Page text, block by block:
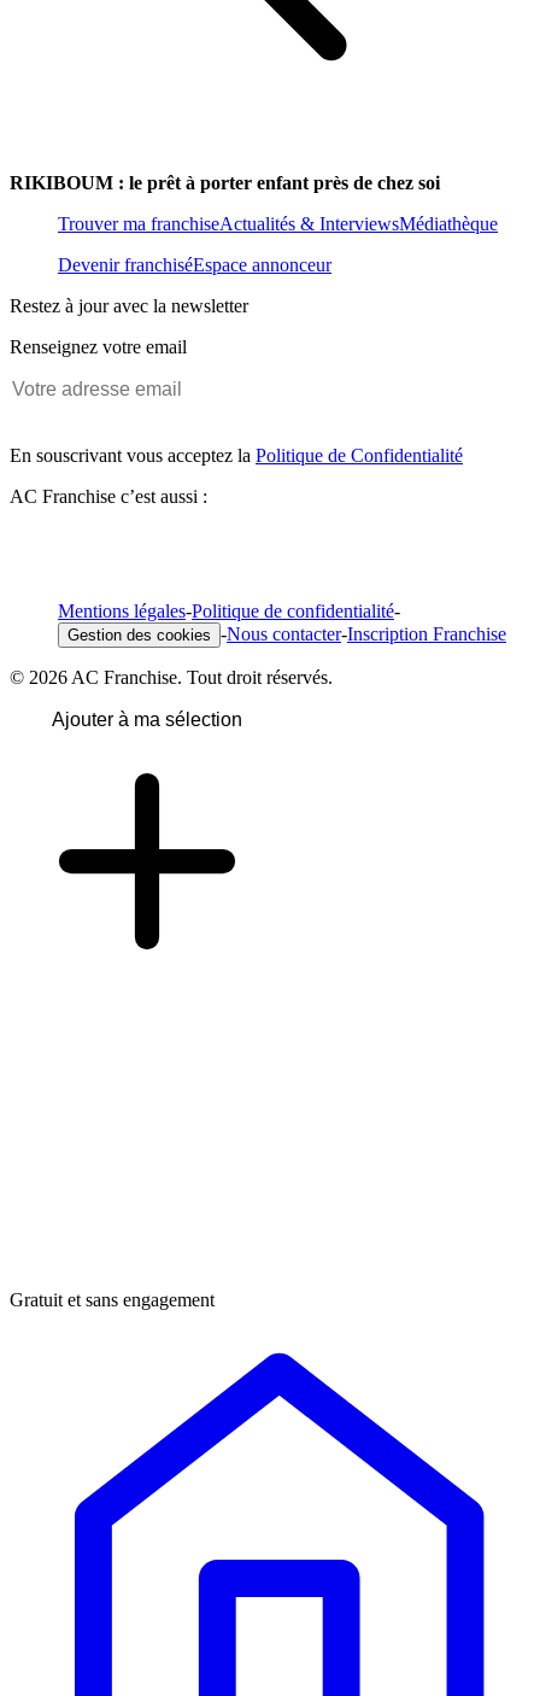
RIKIBOUM : le prêt à porter enfant près de chez soi
Trouver ma franchiseActualités & InterviewsMédiathèque
Devenir franchiséEspace annonceur
Restez à jour avec la newsletter
Renseignez votre email
En souscrivant vous acceptez la Politique de Confidentialité
AC Franchise c’est aussi :
Mentions légales-Politique de confidentialité-
Gestion des cookies -Nous contacter-Inscription Franchise
© 2026 AC Franchise. Tout droit réservés.
Ajouter à ma sélection
Gratuit et sans engagement